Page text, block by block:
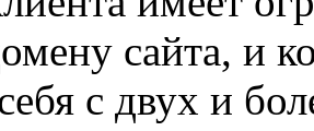
сайта, и
с двух и